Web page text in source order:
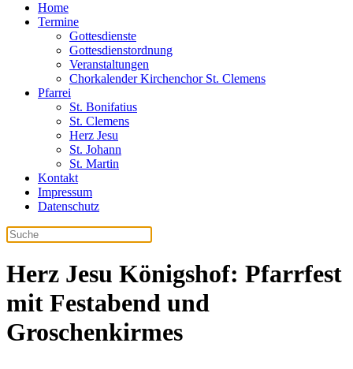
Home
Termine
Gottesdienste
Gottesdienstordnung
Veranstaltungen
Chorkalender Kirchenchor St. Clemens
Pfarrei
St. Bonifatius
St. Clemens
Herz Jesu
St. Johann
St. Martin
Kontakt
Impressum
Datenschutz
Herz Jesu Königshof: Pfarrfest
mit Festabend und
Groschenkirmes